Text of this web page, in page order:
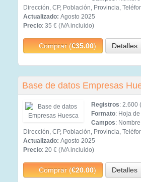
Dirección, CP, Población, Provincia,
Actualizado: Agosto 2025
Precio: 35 € (IVA incluido)
Comprar (€35.00) Detalles
Base de datos Empresas
Registros: 2.600
Formato: Hoja
Campos:
Dirección, CP, Población, Provincia,
Actualizado: Agosto 2025
Precio: 20 € (IVA incluido)
Comprar (€20.00) Detalles